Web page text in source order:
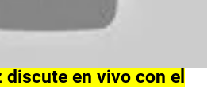
discute en vivo con el